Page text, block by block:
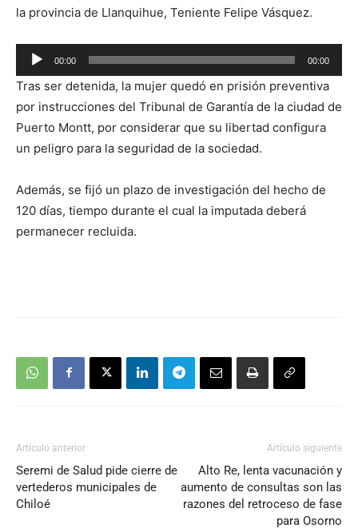
la provincia de Llanquihue, Teniente Felipe Vásquez.
Reproductor
de
audio
00:00 00:00
Tras ser detenida, la mujer quedó en prisión preventiva
por instrucciones del Tribunal de Garantía de la ciudad de
Puerto Montt, por considerar que su libertad configura
un peligro para la seguridad de la sociedad.
Además, se fijó un plazo de investigación del hecho de
120 días, tiempo durante el cual la imputada deberá
permanecer recluida.
Artículo anterior
Seremi de Salud pide cierre de
vertederos municipales de
Chiloé
Artículo siguiente
Alto Re, lenta vacunación y
aumento de consultas son las
razones del retroceso de fase
para Osorno